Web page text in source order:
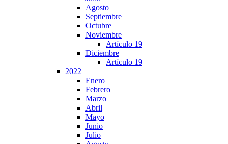
Agosto
Septiembre
Octubre
Noviembre
Artículo 19
Diciembre
Artículo 19
2022
Enero
Febrero
Marzo
Abril
Mayo
Junio
Julio